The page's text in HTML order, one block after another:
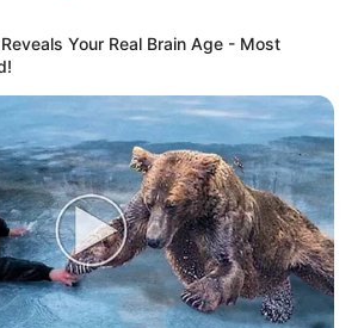
Your Real Brain Age - Most